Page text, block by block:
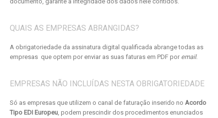
QUAIS AS EMPRESAS ABRANGIDAS?
A obrigatoriedade da assinatura digital qualificada abrange todas as
empresas que optem por enviar as suas faturas em PDF por email.
EMPRESAS NÃO INCLUÍDAS NESTA OBRIGATORIEDADE
Só as empresas que utilizem o canal de faturação inserido no Acordo
Tipo EDI Europeu, podem prescindir dos procedimentos enunciados